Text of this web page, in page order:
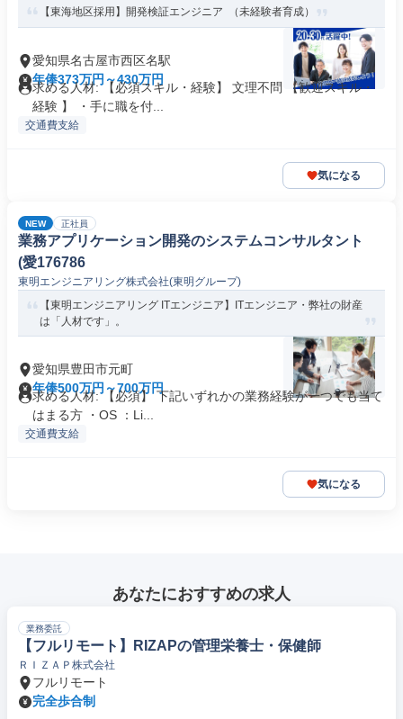
【東海地区採用】開発検証エンジニア （未経験者育成）
愛知県名古屋市西区名駅
年俸373万円～430万円
求める人材: 【必須スキル・経験】 文理不問 【歓迎スキル・
経験 】 ・手に職を付...
交通費支給
気になる
NEW 正社員
業務アプリケーション開発のシステムコンサルタント
(愛176786
東明エンジニアリング株式会社(東明グループ)
【東明エンジニアリング ITエンジニア】ITエンジニア・弊社の財産
は「人材です」。
愛知県豊田市元町
年俸500万円～700万円
求める人材: 【必須】 下記いずれかの業務経験が一つでも当て
はまる方 ・OS ：Li...
交通費支給
気になる
あなたにおすすめの求人
業務委託
【フルリモート】RIZAPの管理栄養士・保健師
ＲＩＺＡＰ株式会社
フルリモート
完全歩合制